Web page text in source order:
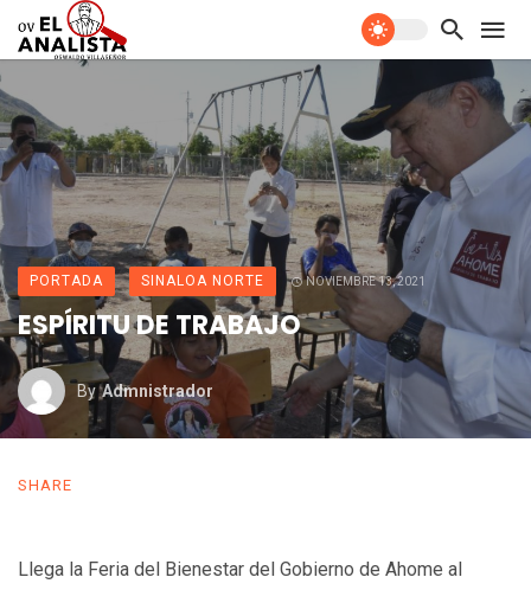
PORTADA SINALOA NORTE NOVIEMBRE 13, 2021
ESPÍRITU DE TRABAJO
By Admnistrador
SHARE
Llega la Feria del Bienestar del Gobierno de Ahome al